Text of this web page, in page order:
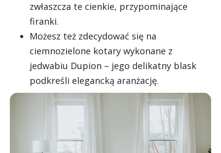
zwłaszcza te cienkie, przypominające
firanki.
Możesz też zdecydować się na
ciemnozielone kotary wykonane z
jedwabiu Dupion – jego delikatny blask
podkreśli elegancką aranżację.